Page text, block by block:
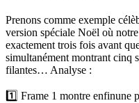
Prenons comme exemple
version spéciale Noël où
exactement trois fois avant
simultanément montrant cinq
filantes… Analyse :
1️⃣ Frame 1 montre enfinune